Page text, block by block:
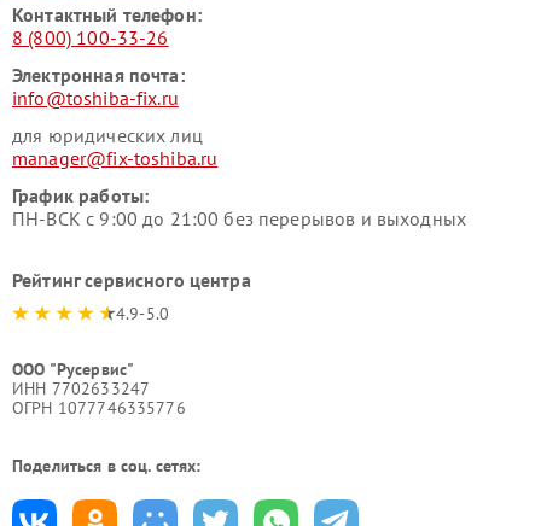
Контактный телефон:
8 (800) 100-33-26
Электронная почта:
info@toshiba-fix.ru
для юридических лиц
manager@fix-toshiba.ru
График работы:
ПН-ВСК с 9:00 до 21:00 без перерывов и выходных
Рейтинг сервисного центра
4.9-5.0
ООО "Русервис"
ИНН 7702633247
ОГРН 1077746335776
Поделиться в соц. сетях: